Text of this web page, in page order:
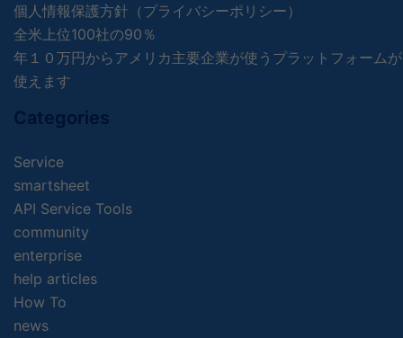
個人情報保護方針（プライバシーポリシー）
全米上位100社の90％
年１０万円からアメリカ主要企業が使うプラットフォームが
使えます
Categories
Service
smartsheet
API Service Tools
community
enterprise
help articles
How To
news